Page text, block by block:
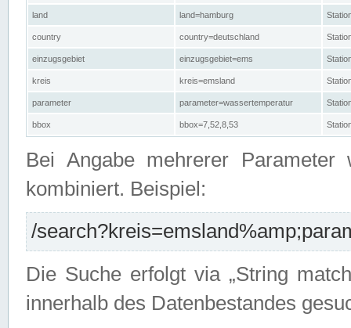
land land=hamburg
country country=deutschland
einzugsgebiet einzugsgebiet=ems
kreis kreis=emsland
parameter parameter=wassertemperatur
bbox bbox=7,52,8,53
Bei Angabe mehrerer Parameter
kombiniert. Beispiel:
/
Die Suche erfolgt via „String
innerhalb des Datenbestandes